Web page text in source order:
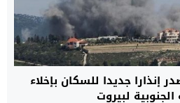
إنذارا جديدا للسكان بإخلاء
لبيروت